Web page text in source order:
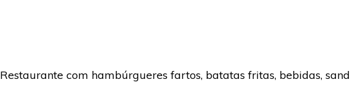
Restaurante com hambúrgueres fartos, batatas fritas, bebidas,